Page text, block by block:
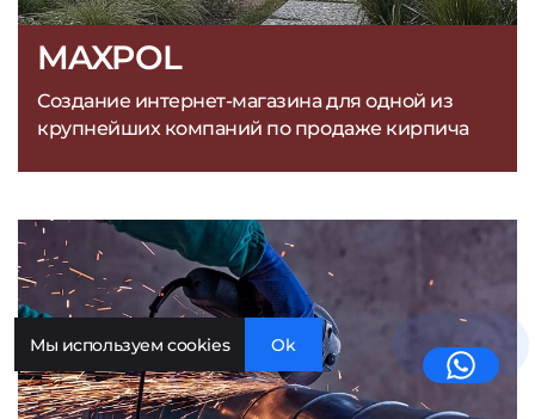
MAXPOL
Создание интернет-магазина для одной из
крупнейших компаний по продаже кирпича
Мы используем cookies Ok